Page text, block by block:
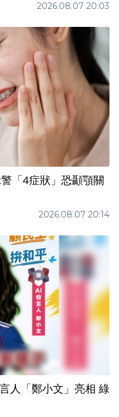
2026.08.07 20:03
「4症狀」恐顳顎關
2026.08.07 20:14
人「鄭小文」亮相 綠